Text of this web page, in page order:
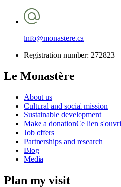
info@monastere.ca
Registration number: 272823
Le Monastère
About us
Cultural and social mission
Sustainable development
Make a donationCe lien
Job offers
Partnerships and research
Blog
Media
Plan my visit